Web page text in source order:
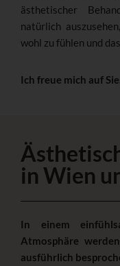
ästhetischer
natürlich
wohl zu fühlen und
Ich freue mich auf Sie.
in Wien
In einem
Atmosphäre
ausführlich